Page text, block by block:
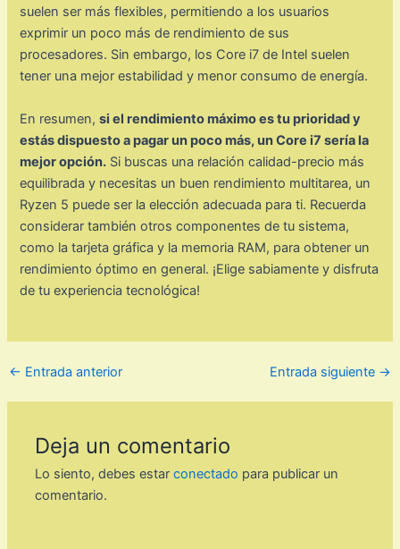
suelen ser más flexibles, permitiendo a los usuarios
exprimir un poco más de rendimiento de sus
procesadores. Sin embargo, los Core i7 de Intel suelen
tener una mejor estabilidad y menor consumo de energía.
En resumen,si el rendimiento máximo es tu prioridad y
estás dispuesto a pagar un poco más, un Core i7 sería la
mejor opción. Si buscas una relación calidad-precio más
equilibrada y necesitas un buen rendimiento multitarea, un
Ryzen 5 puede ser la elección adecuada para ti. Recuerda
considerar también otros componentes de tu sistema,
como la tarjeta gráfica y la memoria RAM, para obtener un
rendimiento óptimo en general. ¡Elige sabiamente y disfruta
de tu experiencia tecnológica!
← Entrada anterior Entrada siguiente →
Deja un comentario
Lo siento, debes estarconectado para publicar un
comentario.